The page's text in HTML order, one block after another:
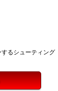
るシューティング